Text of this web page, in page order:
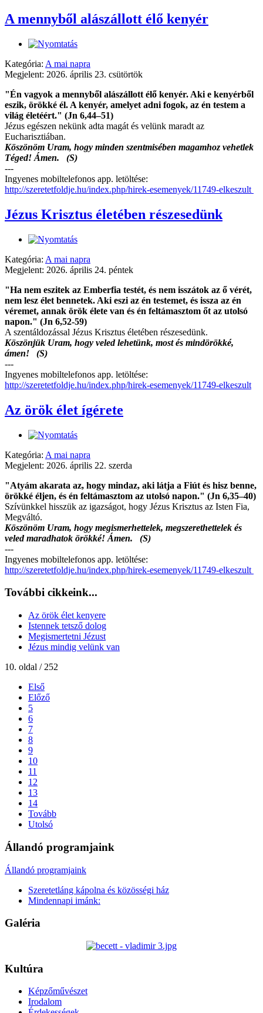
A mennyből alászállott élő kenyér
Kategória: A mai napra
Megjelent: 2026. április 23. csütörtök
"Én vagyok a mennyből alászállott élő kenyér. Aki e kenyérből
eszik, örökké él. A kenyér, amelyet adni fogok, az én testem a
világ életéért." (Jn 6,44–51)
Jézus egészen nekünk adta magát és velünk maradt az
Eucharisztiában.
Köszönöm Uram, hogy minden szentmisében magamhoz vehetlek
Téged! Ámen. (S)
---
Ingyenes mobiltelefonos app. letöltése:
http://szeretetfoldje.hu/index.php/hirek-esemenyek/11749-elkeszult
Jézus Krisztus életében részesedünk
Kategória: A mai napra
Megjelent: 2026. április 24. péntek
"Ha nem eszitek az Emberfia testét, és nem isszátok az ő vérét,
nem lesz élet bennetek. Aki eszi az én testemet, és issza az én
véremet, annak örök élete van és én feltámasztom őt az utolsó
napon." (Jn 6,52-59)
A szentáldozással Jézus Krisztus életében részesedünk.
Köszönjük Uram, hogy veled lehetünk, most és mindörökké,
ámen! (S)
---
Ingyenes mobiltelefonos app. letöltése:
http://szeretetfoldje.hu/index.php/hirek-esemenyek/11749-elkeszult
Az örök élet ígérete
Kategória: A mai napra
Megjelent: 2026. április 22. szerda
"Atyám akarata az, hogy mindaz, aki látja a Fiút és hisz benne,
örökké éljen, és én feltámasztom az utolsó napon." (Jn 6,35–40)
Szívünkkel hisszük az igazságot, hogy Jézus Krisztus az Isten Fia,
Megváltó.
Köszönöm Uram, hogy megismerhettelek, megszerethettelek és
veled maradhatok örökké! Ámen. (S)
---
Ingyenes mobiltelefonos app. letöltése:
http://szeretetfoldje.hu/index.php/hirek-esemenyek/11749-elkeszult
További cikkeink...
Az örök élet kenyere
Istennek tetsző dolog
Megismertetni Jézust
Jézus mindig velünk van
10. oldal / 252
Első
Előző
5
6
7
8
9
10
11
12
13
14
Tovább
Utolsó
Állandó programjaink
Állandó programjaink
Szeretetláng kápolna és közösségi ház
Mindennapi imánk:
Galéria
Kultúra
Képzőművészet
Irodalom